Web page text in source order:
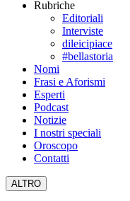
Rubriche
Editoriali
Interviste
dileicipiace
#bellastoria
Nomi
Frasi e Aforismi
Esperti
Podcast
Notizie
I nostri speciali
Oroscopo
Contatti
ALTRO